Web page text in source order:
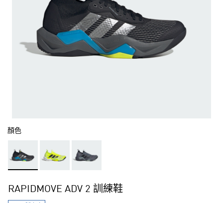
顏色
RAPIDMOVE ADV 2 訓練鞋